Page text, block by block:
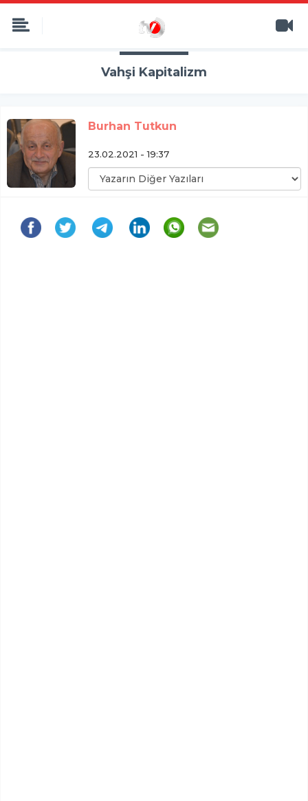
Vahşi Kapitalizm
Burhan Tutkun
23.02.2021 - 19:37